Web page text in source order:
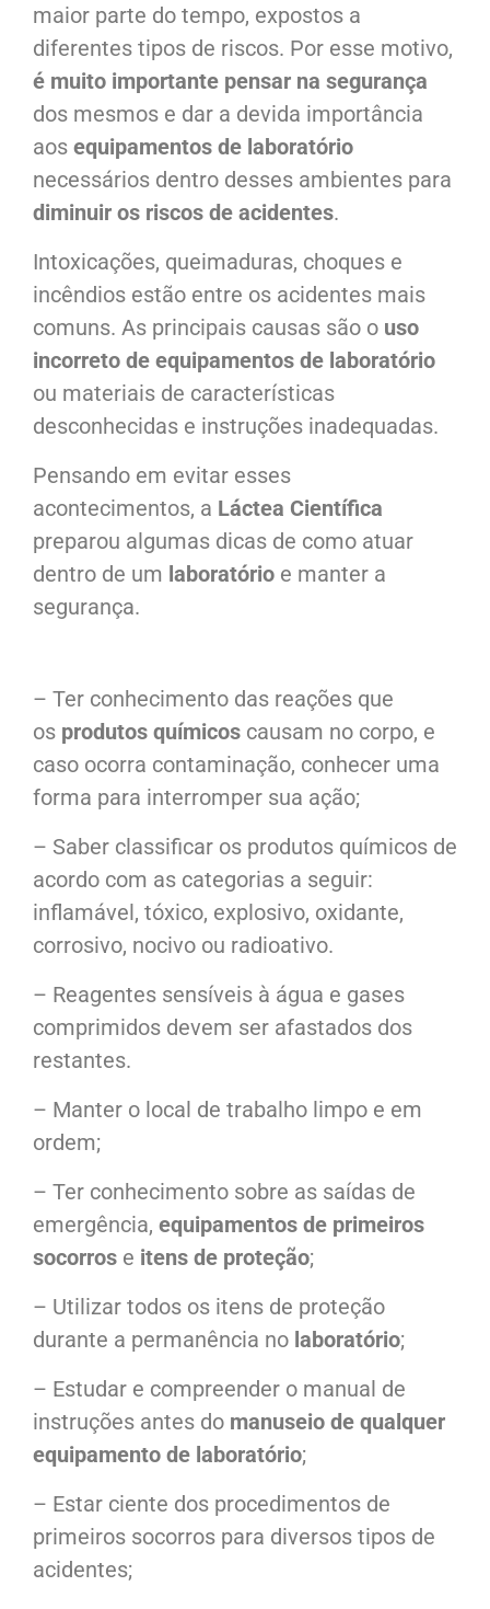
maior parte do tempo, expostos a
diferentes tipos de riscos. Por esse motivo,
é muito importante pensar na segurança
dos mesmos e dar a devida importância
aos equipamentos de laboratório
necessários dentro desses ambientes para
diminuir os riscos de acidentes.
Intoxicações, queimaduras, choques e
incêndios estão entre os acidentes mais
comuns. As principais causas são o uso
incorreto de equipamentos de laboratório
ou materiais de características
desconhecidas e instruções inadequadas.
Pensando em evitar esses
acontecimentos, a Láctea Científica
preparou algumas dicas de como atuar
dentro de um laboratório e manter a
segurança.
– Ter conhecimento das reações que
os produtos químicos causam no corpo, e
caso ocorra contaminação, conhecer uma
forma para interromper sua ação;
– Saber classificar os produtos químicos de
acordo com as categorias a seguir:
inflamável, tóxico, explosivo, oxidante,
corrosivo, nocivo ou radioativo.
– Reagentes sensíveis à água e gases
comprimidos devem ser afastados dos
restantes.
– Manter o local de trabalho limpo e em
ordem;
– Ter conhecimento sobre as saídas de
emergência, equipamentos de primeiros
socorros e itens de proteção;
– Utilizar todos os itens de proteção
durante a permanência no laboratório;
– Estudar e compreender o manual de
instruções antes do manuseio de qualquer
equipamento de laboratório;
– Estar ciente dos procedimentos de
primeiros socorros para diversos tipos de
acidentes;